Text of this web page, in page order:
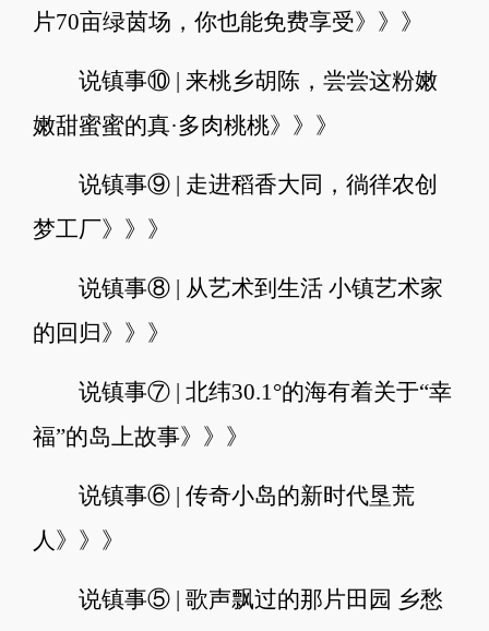
片70亩绿茵场，你也能免费享受》》》
说镇事⑩ | 来桃乡胡陈，尝尝这粉嫩
嫩甜蜜蜜的真·多肉桃桃》》》
说镇事⑨ | 走进稻香大同，徜徉农创
梦工厂》》》
说镇事⑧ | 从艺术到生活 小镇艺术家
的回归》》》
说镇事⑦ | 北纬30.1°的海有着关于“幸
福”的岛上故事》》》
说镇事⑥ | 传奇小岛的新时代垦荒
人》》》
说镇事⑤ | 歌声飘过的那片田园 乡愁